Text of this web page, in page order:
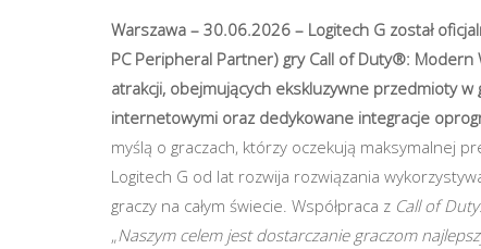
Warszawa – 30.06.2026 – Logitech G został
PC Peripheral Partner) gry Call of Duty®:
atrakcji, obejmujących ekskluzywne przedmioty
internetowymi oraz dedykowane integracje
myślą o graczach, którzy oczekują maksymalnej
Logitech G od lat rozwija rozwiązania
graczy na całym świecie. Współpraca z Call of
„Naszym celem jest dostarczanie graczom